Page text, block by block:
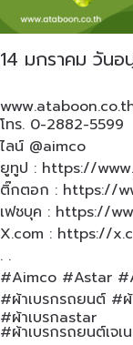
14 มกราคม วัน
โทร. 0-2882-5599
ไลน์ @aimco
ยูทูป : https://
ติ๊กตอก : https://
เฟชบุค : https://
X.com : https://
. .
#Aimco #Astar
#ผ้าเบรกรถยนต์ #
#ผ้าเบรกastar
#ผ้าเบรกรถยนต์เจเ